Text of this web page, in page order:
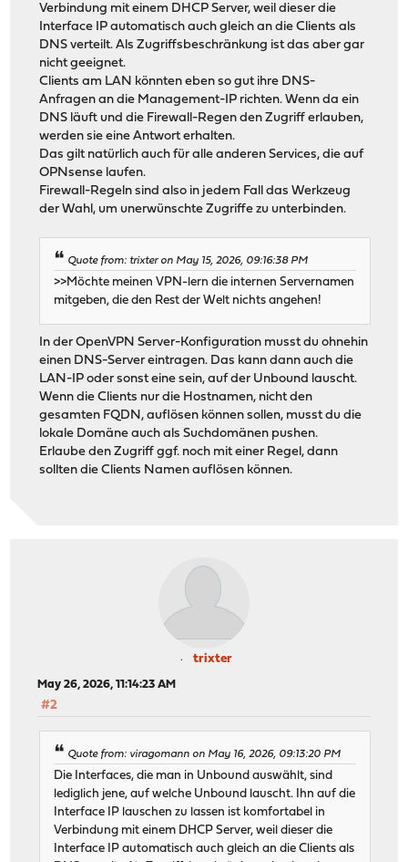
Verbindung mit einem DHCP Server, weil dieser die
Interface IP automatisch auch gleich an die Clients als
DNS verteilt. Als Zugriffsbeschränkung ist das aber gar
nicht geeignet.
Clients am LAN könnten eben so gut ihre DNS-
Anfragen an die Management-IP richten. Wenn da ein
DNS läuft und die Firewall-Regen den Zugriff erlauben,
werden sie eine Antwort erhalten.
Das gilt natürlich auch für alle anderen Services, die auf
OPNsense laufen.
Firewall-Regeln sind also in jedem Fall das Werkzeug
der Wahl, um unerwünschte Zugriffe zu unterbinden.
Quote from: trixter on May 15, 2026, 09:16:38 PM
>>Möchte meinen VPN-lern die internen Servernamen
mitgeben, die den Rest der Welt nichts angehen!
In der OpenVPN Server-Konfiguration musst du ohnehin
einen DNS-Server eintragen. Das kann dann auch die
LAN-IP oder sonst eine sein, auf der Unbound lauscht.
Wenn die Clients nur die Hostnamen, nicht den
gesamten FQDN, auflösen können sollen, musst du die
lokale Domäne auch als Suchdomänen pushen.
Erlaube den Zugriff ggf. noch mit einer Regel, dann
sollten die Clients Namen auflösen können.
trixter
May 26, 2026, 11:14:23 AM
#2
Quote from: viragomann on May 16, 2026, 09:13:20 PM
Die Interfaces, die man in Unbound auswählt, sind
lediglich jene, auf welche Unbound lauscht. Ihn auf die
Interface IP lauschen zu lassen ist komfortabel in
Verbindung mit einem DHCP Server, weil dieser die
Interface IP automatisch auch gleich an die Clients als